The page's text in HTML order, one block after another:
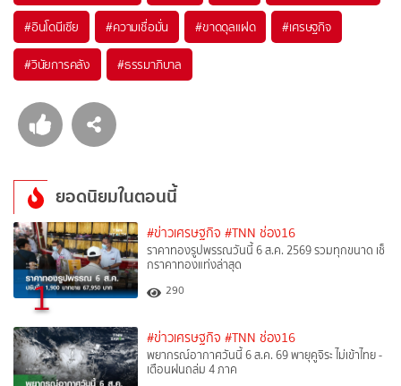
#อินโดนีเซีย #ความเชื่อมั่น #ขาดดุลแฝด #เศรษฐกิจ
#วินัยการคลัง #ธรรมาภิบาล
ยอดนิยมในตอนนี้
1
#ข่าวเศรษฐกิจ #TNN ช่อง16
ราคาทองรูปพรรณวันนี้ 6 ส.ค. 2569 รวมทุกขนาด เช็
กราคาทองแท่งล่าสุด
290
#ข่าวเศรษฐกิจ #TNN ช่อง16
พยากรณ์อากาศวันนี้ 6 ส.ค. 69 พายุคูจิระ ไม่เข้าไทย -
เตือนฝนถล่ม 4 ภาค